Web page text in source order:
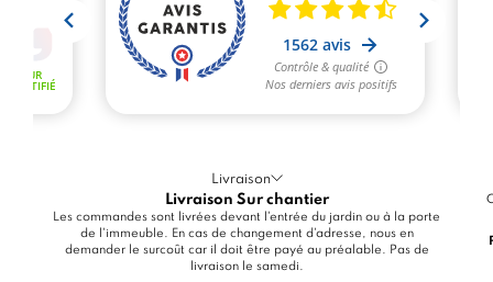
Livraison
Livraison Sur chantier
Les commandes sont livrées devant l'entrée du jardin ou à la porte
de l'immeuble. En cas de changement d'adresse, nous en
demander le surcoût car il doit être payé au préalable. Pas de
livraison le samedi.